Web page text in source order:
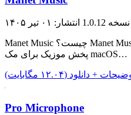
نسخه 1.0.12 انتشار: ۰۱ تیر ۱۴۰۵
Manet Music چیست؟ Manet Music یکی از برنامه‌های کاربردی
پخش موزیک برای مک macOS…
+ دانلود (۱۲.۰۴ مگابایت)
Pro Microphone